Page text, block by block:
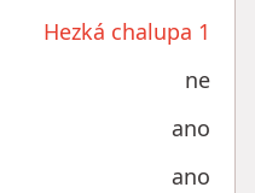
Hezká chalupa 1
ne
ano
ano